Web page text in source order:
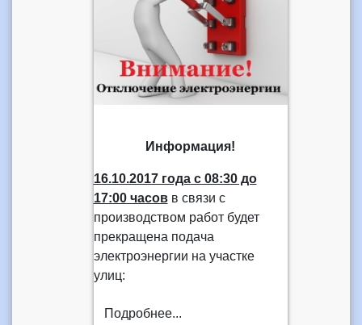
Информация!
16.10.2017 годас 08:30 до
17:00 часовв связи с
производством работ будет
прекращена подача
электроэнергии на участке
улиц:
Подробнее...